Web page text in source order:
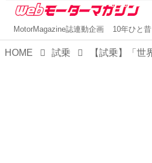
MotorMagazine誌連動企画 10年ひと昔
HOME 試乗